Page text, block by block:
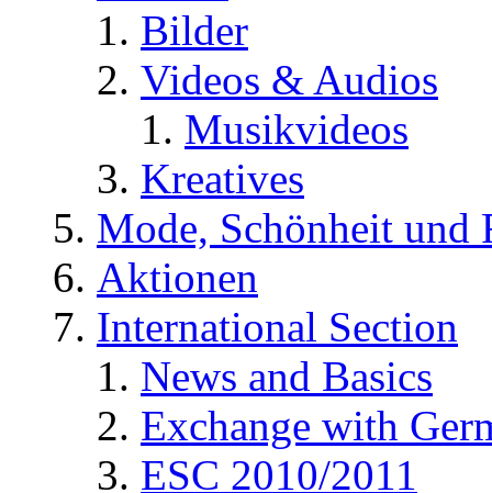
Bilder
Videos & Audios
Musikvideos
Kreatives
Mode, Schönheit und
Aktionen
International Section
News and Basics
Exchange with
ESC 2010/2011